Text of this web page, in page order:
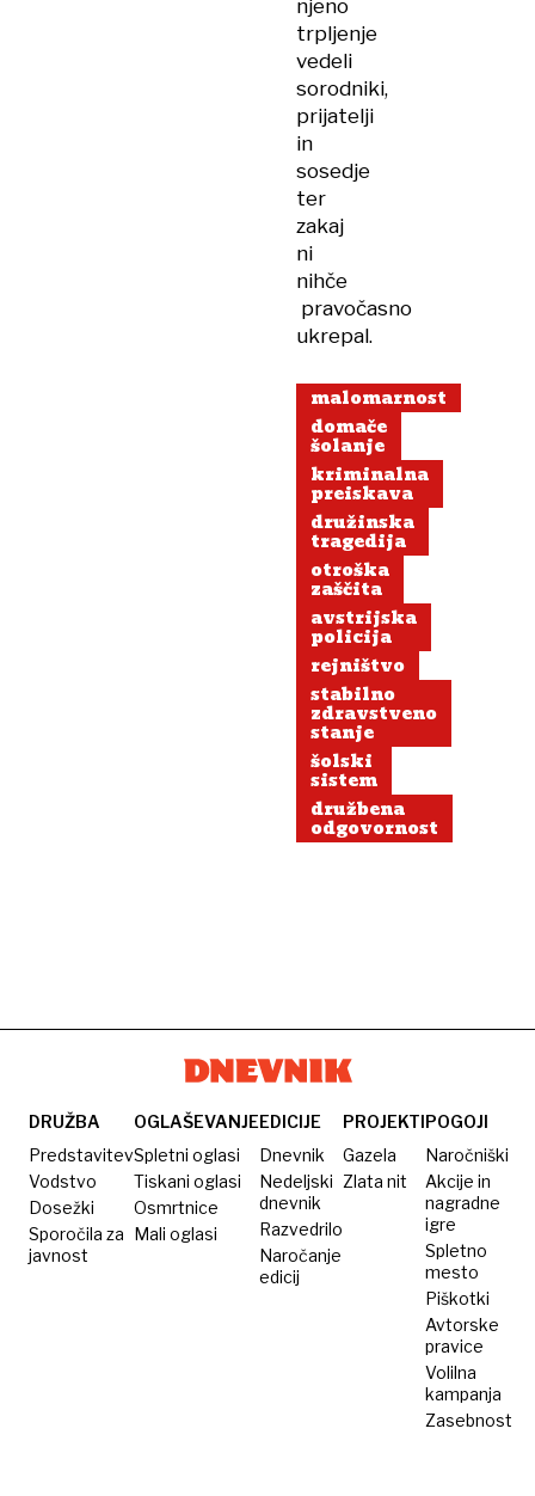
njeno
trpljenje
vedeli
sorodniki,
prijatelji
in
sosedje
ter
zakaj
ni
nihče
pravočasno
ukrepal.
malomarnost
domače
šolanje
kriminalna
preiskava
družinska
tragedija
otroška
zaščita
avstrijska
policija
rejništvo
stabilno
zdravstveno
stanje
šolski
sistem
družbena
odgovornost
DRUŽBA
Predstavitev
Vodstvo
Dosežki
Sporočila za
javnost
OGLAŠEVANJE
Spletni oglasi
Tiskani oglasi
Osmrtnice
Mali oglasi
EDICIJE
Dnevnik
Nedeljski
dnevnik
Razvedrilo
Naročanje
edicij
PROJEKTI
Gazela
Zlata nit
POGOJI
Naročniški
Akcije in
nagradne
igre
Spletno
mesto
Piškotki
Avtorske
pravice
Volilna
kampanja
Zasebnost